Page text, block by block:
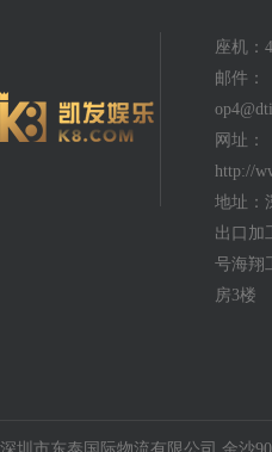
座机：
邮件：
网址：
http://
地址：
出口加
号海翔
房3楼